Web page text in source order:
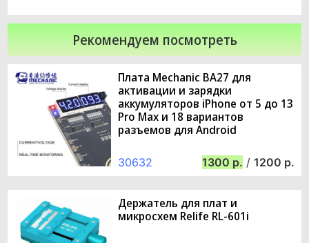
Рекомендуем посмотреть
Плата Mechanic BA27 для
активации и зарядки
аккумуляторов iPhone от 5 до 13
Pro Max и 18 вариантов
разъемов для Android
30632 1300 / 1200
Держатель для плат и
микросхем Relife RL-601i